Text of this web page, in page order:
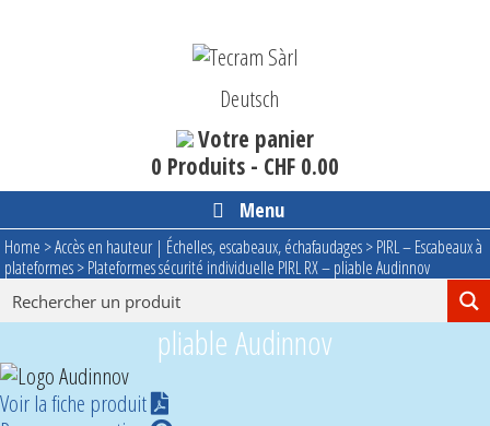
Deutsch
Votre panier
0 Produits - CHF 0.00
Menu
Home >Accès en hauteur | Échelles, escabeaux, échafaudages>PIRL – Escabeaux à
plateformes>Plateformes sécurité individuelle PIRL RX – pliable Audinnov
Plateformes sécurité individuelle PIRL RX –
pliable Audinnov
Voir la fiche produit